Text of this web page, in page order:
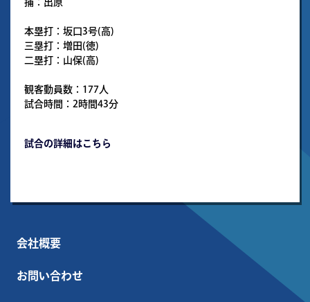
捕：出原
本塁打：坂口3号(高)
三塁打：増田(徳)
二塁打：山保(高)
観客動員数：177人
試合時間：2時間43分
試合の詳細はこちら
会社概要
お問い合わせ